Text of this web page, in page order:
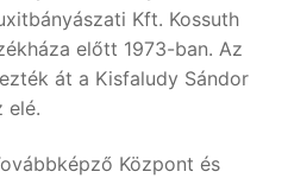
Kft. Kossuth
előtt 1973-ban. Az
át a Kisfaludy Sándor
elé.
Központ és